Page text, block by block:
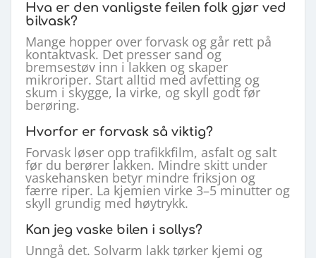
Hva er den vanligste feilen folk gjør ved
bilvask?
Mange hopper over forvask og går rett på
kontaktvask. Det presser sand og
bremsestøv inn i lakken og skaper
mikroriper. Start alltid med avfetting og
skum i skygge, la virke, og skyll godt før
berøring.
Hvorfor er forvask så viktig?
Forvask løser opp trafikkfilm, asfalt og salt
før du berører lakken. Mindre skitt under
vaskehansken betyr mindre friksjon og
færre riper. La kjemien virke 3–5 minutter og
skyll grundig med høytrykk.
Kan jeg vaske bilen i sollys?
Unngå det. Solvarm lakk tørker kjemi og